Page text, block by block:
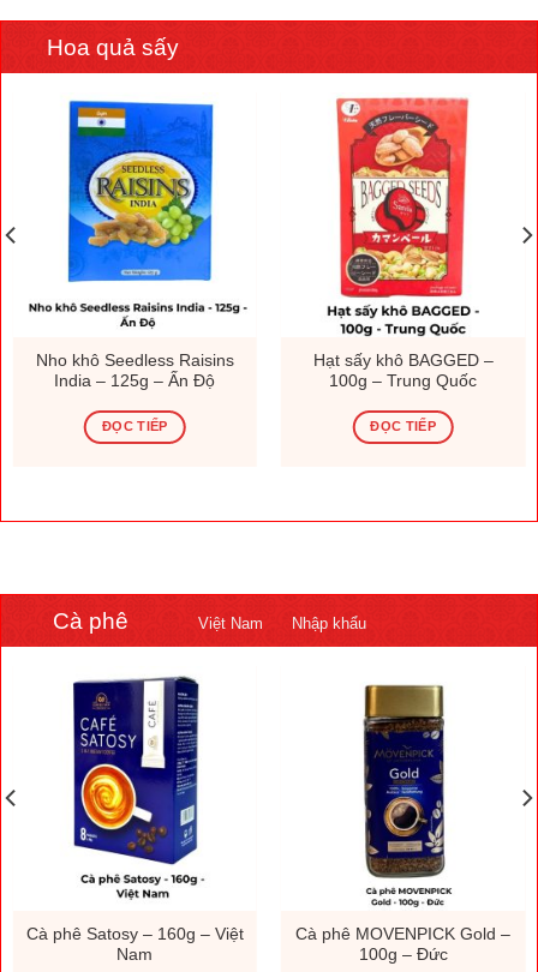
Hoa quả sấy
Nho khô Seedless Raisins
India – 125g – Ấn Độ
ĐỌC TIẾP
Hạt sấy khô BAGGED –
100g – Trung Quốc
ĐỌC TIẾP
Cà phê Việt Nam Nhập khẩu
Cà phê Satosy – 160g – Việt
Nam
Cà phê MOVENPICK Gold –
100g – Đức